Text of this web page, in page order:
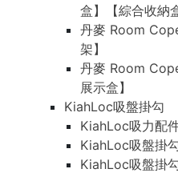
盒】【綜合收納
丹麥 Room
架】
丹麥 Room
展示盒】
KiahLoc吸盤掛勾
KiahLoc吸力配
KiahLoc吸盤掛
KiahLoc吸盤掛